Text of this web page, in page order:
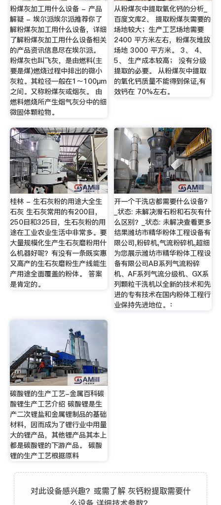
粉煤灰加工用什么设备 - 产品
解疑 - 埃尔派埃尔派推荐你了
解粉煤灰加工用什么设备，详细
了解粉煤灰加工用什么设备相关
的产品资讯信息尽在埃尔派。
粉煤灰也叫飞灰，是由燃料(主
要是煤)燃烧过程中排出的微小
灰粒。其粒径一般在1～100μm
之间。又称粉煤灰或烟灰。 由
燃料燃烧所产生烟气灰分中的细
微固体颗粒物。
从粉煤灰中提取氧化钙的分析_
百度文库2、 提取粉煤灰需要的
场地较大；生产工艺场地需要
2400 平方米左右，粉煤灰堆放
场地 3000 平方米。 3、 4、
5、 生产成本较高； 没有分级
提取的必要。 从粉煤灰中提取
的氧化钙质量不能得到保证,有
效钙在 70%左右。
桂林 - 生石灰粉的用途大全生
石灰 生石灰常用的有200目，
250目和325目，生石灰粉的用
途在工业农业生活中非常多。要
大量规模化生产生石灰磨粉用什
么机器好呢？有没有一条既实惠
又高产的生石灰磨粉生产线能生
产用途全面覆盖的粉体。 答案
是肯定的。
开一个干洗店都需要什么设备？
_状态: 未解决滑石粉和石灰有什
么区别？_状态: 未解决查看更多
结果潍坊市精华粉体工程设备有
限公司,粉碎机,气流粉碎机,超细
为您展示潍坊市精华粉体工程设
备有限公司AB系列气流粉碎
机、AF系列气流分级机、GX系
列颗粒干洗机以全新的技术和先
进的专有技术在国内粉体工程行
业保持先进地位。：
碳酸锂的生产工艺-金属百科碳
酸锂生产工艺介绍 碳酸锂是生
产二次锂盐和金属锂制品的基础
材料，因而成为了锂行业中用量
大的锂产品，其他锂产品其本上
都是碳酸锂的下游产品。 碳酸
锂的生产工艺根据原料
对此设备感兴趣？或需了解 灰钙粉提取需要什